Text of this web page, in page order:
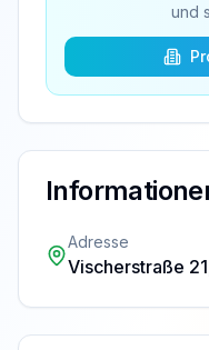
und
Adresse
Vischerstraße